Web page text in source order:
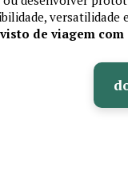
visto de viagem com